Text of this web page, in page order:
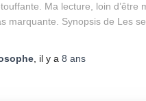
Ma lecture, loin d’être
marquante. Synopsis de Les
, il y a 8 ans